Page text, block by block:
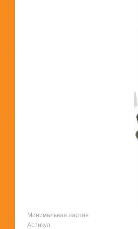
Минимальная партия
Артикул